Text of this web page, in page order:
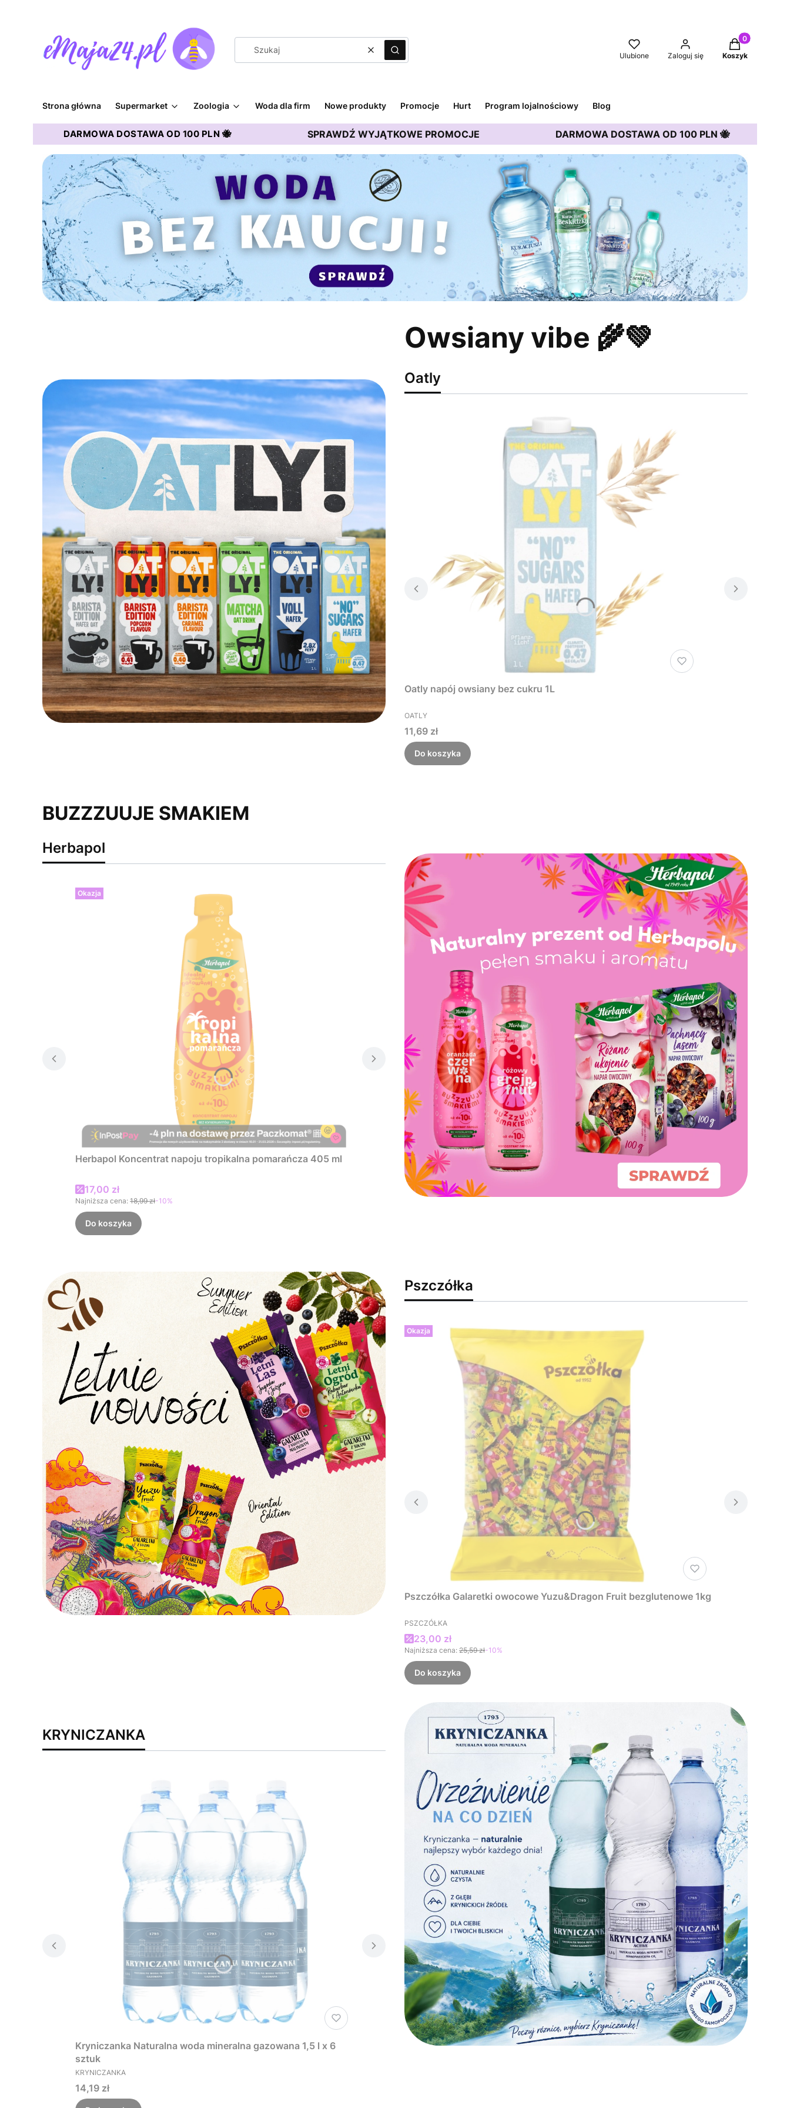
WyczyśćSzukaj Ulubione Zaloguj się
Produkty w
Koszyk
Strona główna Supermarket Zoologia Woda dla firm Nowe produkty Promocje Hurt Program lojalnościowy Blog
DARMOWA DOSTAWA OD 100 PLN 🐝 SPRAWDŹ WYJĄTKOWE PROMOCJE DARMOWA DOSTAWA OD 100 PLN 🐝
Owsiany vibe 🌾💚
Oatly
Oatly napój owsiany bez cukru 1L
PRODUCENT
OATLY
Cena
11,69 zł
Do koszyka
BUZZZUUJE SMAKIEM
Herbapol
Okazja
Herbapol Koncentrat napoju tropikalna pomarańcza 405 ml
Cena promocyjna
17,00 zł
Najniższa cena: 18,99 zł-10%
Do koszyka
Pszczółka
Okazja
Pszczółka Galaretki owocowe Yuzu&Dragon Fruit bezglutenowe 1kg
PRODUCENT
PSZCZÓŁKA
Cena promocyjna
23,00 zł
Najniższa cena: 25,59 zł-10%
Do koszyka
KRYNICZANKA
Kryniczanka Naturalna woda mineralna gazowana 1,5 l x 6
sztuk
PRODUCENT
KRYNICZANKA
Cena
14,19 zł